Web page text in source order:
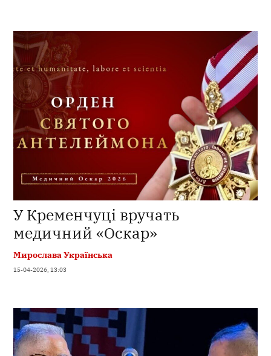
У Кременчуці вручать
медичний «Оскар»
Мирослава Українська
15-04-2026, 13:03